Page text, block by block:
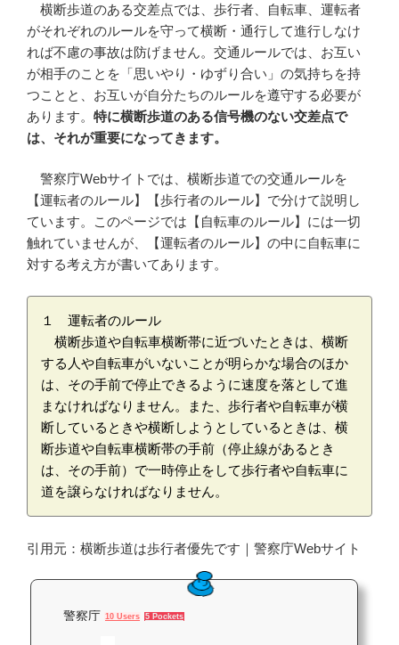
横断歩道のある交差点では、歩行者、自転車、運転者
がそれぞれのルールを守って横断・通行して進行しなけ
れば不慮の事故は防げません。交通ルールでは、お互い
が相手のことを「思いやり・ゆずり合い」の気持ちを持
つことと、お互いが自分たちのルールを遵守する必要が
あります。 特に横断歩道のある信号機のない交差点で
は、それが重要になってきます。
警察庁Webサイトでは、横断歩道での交通ルールを
【運転者のルール】【歩行者のルール】で分けて説明し
ています。このページでは【自転車のルール】には一切
触れていませんが、【運転者のルール】の中に自転車に
対する考え方が書いてあります。
１　運転者のルール
横断歩道や自転車横断帯に近づいたときは、横断
する人や自転車がいないことが明らかな場合のほか
は、その手前で停止できるように速度を落として進
まなければなりません。また、歩行者や自転車が横
断しているときや横断しようとしているときは、横
断歩道や自転車横断帯の手前（停止線があるとき
は、その手前）で一時停止をして歩行者や自転車に
道を譲らなければなりません。
引用元：横断歩道は歩行者優先です｜警察庁Webサイト
警察庁 10 Users 5 Pockets